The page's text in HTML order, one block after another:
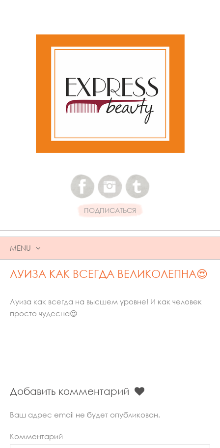
ПОДПИСАТЬСЯ
MENU
SKIP
TO
ЛУИЗА КАК ВСЕГДА ВЕЛИКОЛЕПНА😍
Луиза как всегда на высшем уровне! И как человек
просто чудесна😍
Добавить комментарий
Ваш адрес email не будет опубликован.
Комментарий